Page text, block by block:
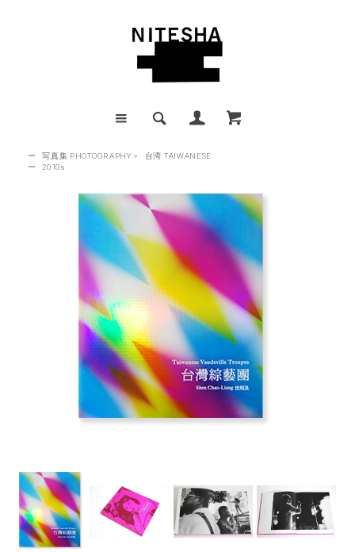
ー 写真集 PHOTOGRAPHY >
台湾 TAIWANESE
ー
2010s